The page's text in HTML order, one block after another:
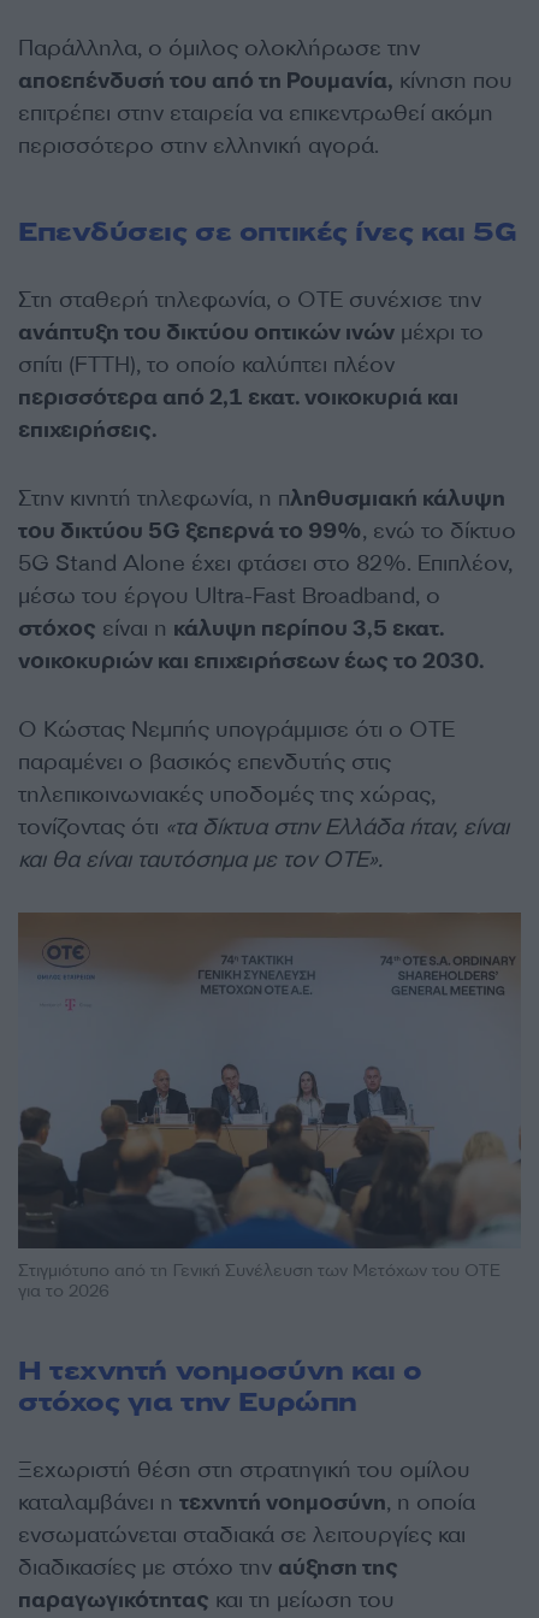
Παράλληλα, ο όμιλος ολοκλήρωσε την
αποεπένδυσή του από τη Ρουμανία, κίνηση που
επιτρέπει στην εταιρεία να επικεντρωθεί ακόμη
περισσότερο στην ελληνική αγορά.
Επενδύσεις σε οπτικές ίνες και 5G
Στη σταθερή τηλεφωνία, ο ΟΤΕ συνέχισε την
ανάπτυξη του δικτύου οπτικών ινών μέχρι το
σπίτι (FTTH), το οποίο καλύπτει πλέον
περισσότερα από 2,1 εκατ. νοικοκυριά και
επιχειρήσεις.
Στην κινητή τηλεφωνία, η πληθυσμιακή κάλυψη
του δικτύου 5G ξεπερνά το 99%, ενώ το δίκτυο
5G Stand Alone έχει φτάσει στο 82%. Επιπλέον,
μέσω του έργου Ultra-Fast Broadband, ο
στόχος είναι η κάλυψη περίπου 3,5 εκατ.
νοικοκυριών και επιχειρήσεων έως το 2030.
Ο Κώστας Νεμπής υπογράμμισε ότι ο ΟΤΕ
παραμένει ο βασικός επενδυτής στις
τηλεπικοινωνιακές υποδομές της χώρας,
τονίζοντας ότι «τα δίκτυα στην Ελλάδα ήταν, είναι
και θα είναι ταυτόσημα με τον ΟΤΕ».
Στιγμιότυπο από τη Γενική Συνέλευση των Μετόχων του ΟΤΕ
για το 2026
Η τεχνητή νοημοσύνη και ο
στόχος για την Ευρώπη
Ξεχωριστή θέση στη στρατηγική του oμίλου
καταλαμβάνει η τεχνητή νοημοσύνη, η οποία
ενσωματώνεται σταδιακά σε λειτουργίες και
διαδικασίες με στόχο την αύξηση της
παραγωγικότητας και τη μείωση του